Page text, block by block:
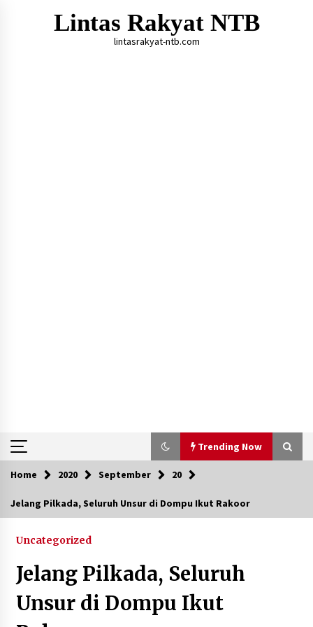
Lintas Rakyat NTB
lintasrakyat-ntb.com
Trending Now
Trending Now
Ketegangan Memuncak di Kampung Bebas Dari
Narkoba
2 tahun ago
Polsek Kempo Serahkan ODGJ ke Ketua DPRD
Dompu untuk Dirujuk ke RSJ
Home 2020 September 20
Jelang Pilkada, Seluruh Unsur di Dompu Ikut Rakoor
Uncategorized
Jelang Pilkada, Seluruh
Unsur di Dompu Ikut